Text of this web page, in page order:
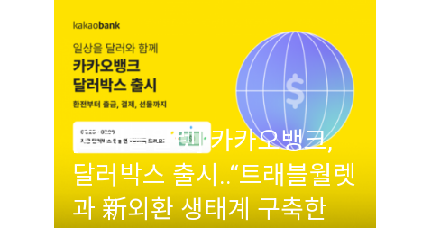
[트래블월렛] 카카오뱅크,
달러박스 출시..“트래블월렛
과 新외환 생태계 구축한